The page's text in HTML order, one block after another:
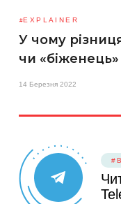
EXPLAINER
У чому
чи «біженець»
14 Березня 2022